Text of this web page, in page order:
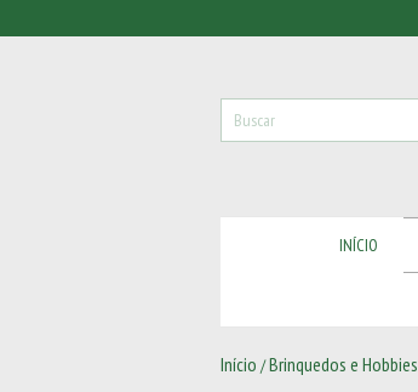
INÍCIO
Início /Brinquedos e Hobbies